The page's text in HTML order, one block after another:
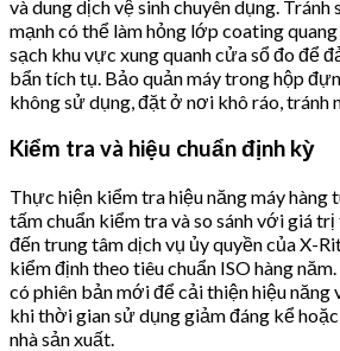
và dung dịch vệ sinh chuyên dụng.
mạnh có thể làm hỏng lớp coating
sạch khu vực xung quanh cửa sổ đo để
bẩn tích tụ. Bảo quản máy trong hộp
không sử dụng, đặt ở nơi khô ráo, tránh
Kiểm tra và hiệu chuẩn định kỳ
Thực hiện kiểm tra hiệu năng máy hàng
tấm chuẩn kiểm tra và so sánh với giá
đến trung tâm dịch vụ ủy quyền của X-
kiểm định theo tiêu chuẩn ISO hàng
có phiên bản mới để cải thiện hiệu năng
khi thời gian sử dụng giảm đáng kể
nhà sản xuất.